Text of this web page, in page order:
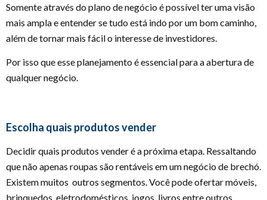
Somente através do plano de negócio é possível ter uma visão
mais ampla e entender se tudo está indo por um bom caminho,
além de tornar mais fácil o interesse de investidores.
Por isso que esse planejamento é essencial para a abertura de
qualquer negócio.
Escolha quais produtos vender
Decidir quais produtos vender é a próxima etapa. Ressaltando
que não apenas roupas são rentáveis em um negócio de brechó.
Existem muitos outros segmentos. Você pode ofertar móveis,
brinquedos, eletrodomésticos, jogos, livros entre outros